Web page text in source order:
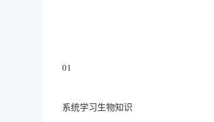
01
系统学习生物知识